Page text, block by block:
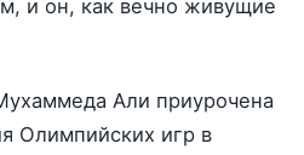
и он, как вечно живущие
Али приурочена
Олимпийских игр в